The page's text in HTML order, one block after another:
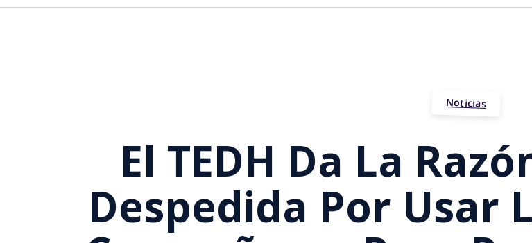
Noticias
El TEDH Da La
Despedida Por Usar